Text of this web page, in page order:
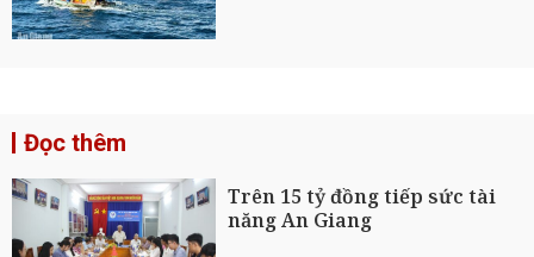
Đọc thêm
Trên 15 tỷ đồng tiếp sức tài
năng An Giang